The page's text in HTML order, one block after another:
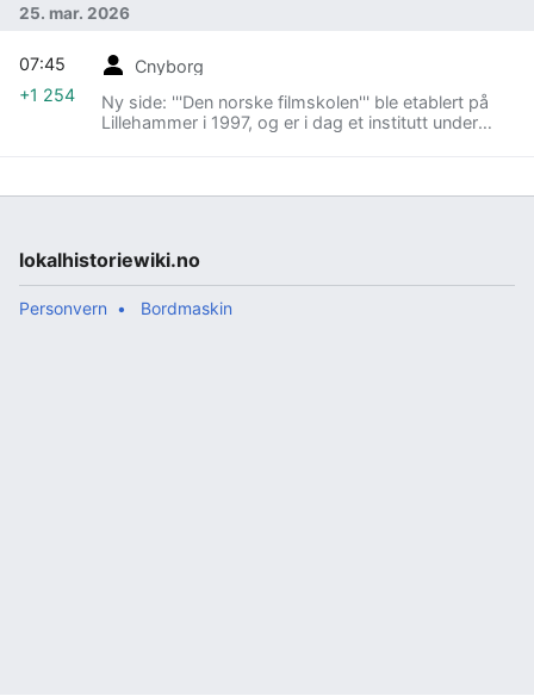
25. mar. 2026
Cnyborg
Ny side: '''Den norske filmskolen''' ble etablert på
Lillehammer i 1997, og er i dag et institutt under
masternivå innen film, og en rekke av
Filmregi * Filmmanus * Filmproduksjon * Filmfoto *
Filmklipping * Filmlyd * Pro…
07:45
+1 254
lokalhistoriewiki.no
Personvern Bordmaskin